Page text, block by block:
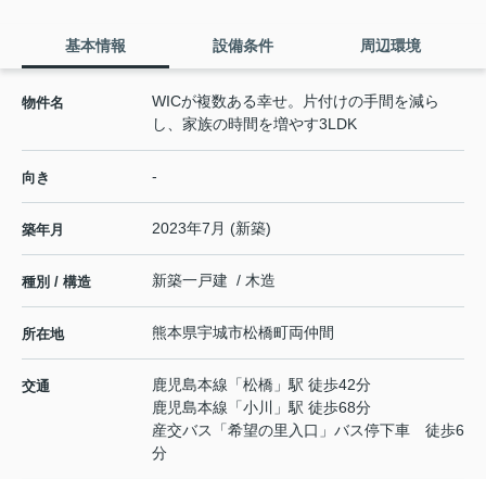
基本情報 設備条件 周辺環境
物件名
WICが複数ある幸せ。片付けの手間を減ら
し、家族の時間を増やす3LDK
向き -
築年月 2023年7月 (新築)
種別 / 構造 新築一戸建 / 木造
所在地 熊本県宇城市松橋町両仲間
交通 鹿児島本線 「松橋 」駅 徒歩42分
鹿児島本線 「小川
」駅 徒歩68分
産交バス「希望の里入口」バス停下車 徒歩6
分